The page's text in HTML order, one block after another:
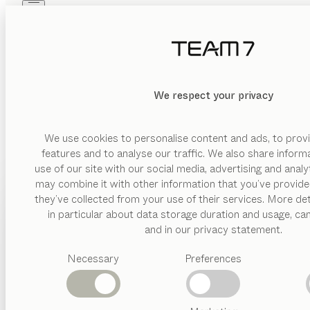
We respect your privacy
We use cookies to personalise content and ads, to
features and to analyse our traffic. We also share
use of our site with our social media, advertising and
may combine it with other information that you’ve
they’ve collected from your use of their services. More
in particular about data storage duration and usage,
and in our privacy statement.
Necessary
Preferences
Esstische
Küchen
Regale
Betten
PRODUKTE
ÜBER UNS
HÄNDLER